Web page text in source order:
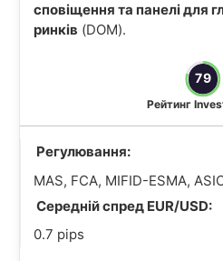
сповіщення та панелі для
ринків (DOM).
79
Рейтинг
Регулювання:
MAS, FCA, MIFID-ESMA,
Середній спред EUR/USD:
0.7 pips